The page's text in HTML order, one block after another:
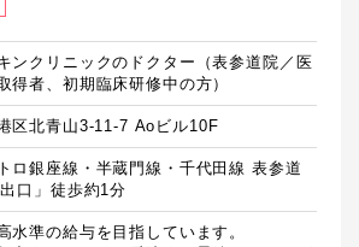
ンクリニックのドクター（表参道院／医
得者、初期臨床研修中の方）
区北青山3-11-7 Aoビル10F
ロ銀座線・半蔵門線・千代田線 表参道
口」徒歩約1分
水準の給与を目指しています。